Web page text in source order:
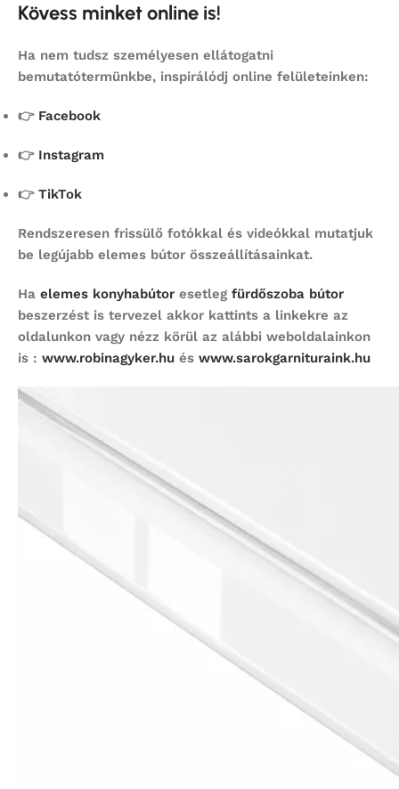
Kövess minket online is!
Ha nem tudsz személyesen ellátogatni
bemutatótermünkbe, inspirálódj online felületeinken:
👉 Facebook
👉 Instagram
👉 TikTok
Rendszeresen frissülő fotókkal és videókkal mutatjuk
be legújabb elemes bútor összeállításainkat.
Ha elemes konyhabútor esetleg fürdőszoba bútor
beszerzést is tervezel akkor kattints a linkekre az
oldalunkon vagy nézz körül az alábbi weboldalainkon
is : www.robinagyker.hu és www.sarokgarnituraink.hu